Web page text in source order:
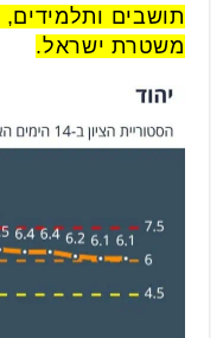
תושבים
משטרת ישראל.